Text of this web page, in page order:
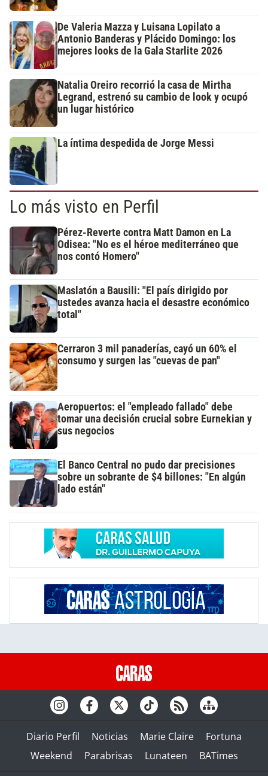
De Valeria Mazza y Luisana Lopilato a
Antonio Banderas y Plácido Domingo: los
mejores looks de la Gala Starlite 2026
Natalia Oreiro recorrió la casa de Mirtha
Legrand, estrenó su cambio de look y ocupó
un lugar histórico
La íntima despedida de Jorge Messi
Lo más visto en Perfil
Pérez-Reverte contra Matt Damon en La
Odisea: "No es el héroe mediterráneo que
nos contó Homero"
Maslatón a Bausili: "El país dirigido por
ustedes avanza hacia el desastre económico
total"
Cerraron 3 mil panaderías, cayó un 60% el
consumo y surgen las "cuevas de pan"
Aeropuertos: el "empleado fallado" debe
tomar una decisión crucial sobre Eurnekian y
sus negocios
El Banco Central no pudo dar precisiones
sobre un sobrante de $4 billones: "En algún
lado están"
Diario Perfil Noticias Marie Claire
Fortuna
Weekend
Parabrisas Lunateen BATimes